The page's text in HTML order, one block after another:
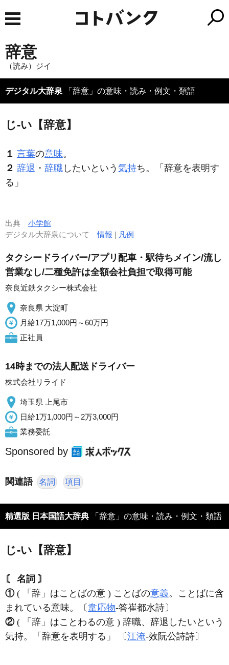
辞意
（読み）ジイ
デジタル大辞泉 「辞意」の意味・読み・例文・類語
じ‐い【辞意】
１ 言葉の意味。
２ 辞退 ・ 辞職 したいという 気持ち。「 辞意を表明す
る」
出典 小学館
デジタル大辞泉について情報 | 凡例
タクシードライバー/アプリ配車・駅待ちメイン/流し
営業なし/二種免許は全額会社負担で取得可能
奈良近鉄タクシー株式会社
奈良県 大淀町
月給17万1,000円～60万円
正社員
14時までの法人配送ドライバー
株式会社リライド
埼玉県 上尾市
日給1万1,000円～2万3,000円
業務委託
Sponsored by
関連語 名詞 項目
精選版 日本国語大辞典 「辞意」の意味・読み・例文・類語
じ‐い【辞意】
〘 名詞 〙
①( 「辞」はことばの意 ) ことばの意義。ことばに含
まれている意味。〔韋応物‐答崔都水詩〕
②( 「辞」はことわるの意 ) 辞職、辞退したいという
気持。「辞意を表明する」 〔江淹‐效阮公詩詩〕